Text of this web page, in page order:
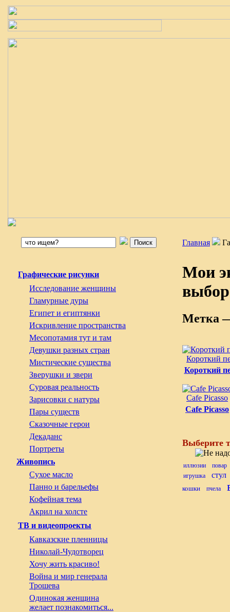
Графические рисунки
Исследование женщины
Гламурные дуры
Египет и египтянки
Искривление пространства
Месопотамия тут и там
Девушки разных стран
Мистические существа
Зверушки и звери
Суровая реальность
Зарисовки с натуры
Пары существ
Сказочные герои
Декаданс
Портреты
Живопись
Сухое масло
Панно и барельефы
Кофейная тема
Акрил на холсте
ТВ и видеопроекты
Кавказские пленницы
Николай-Чудотворец
Хочу жить красиво!
Война и мир генерала
Трошева
Одинокая женщина
желает познакомиться...
Главная
Мои
Метка
Короткий
Короткий
Cafe Picasso
Cafe Picasso
Выберите
иллюзии
повар
игрушка
стул
кошки пчела